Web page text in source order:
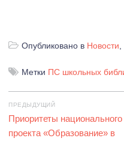
Опубликовано в Новости
Метки ПС школьных
Навигация
по
записям
ПРЕДЫДУЩИЙ
Предыдущая
запись:
Приоритеты национального
проекта «Образование» в